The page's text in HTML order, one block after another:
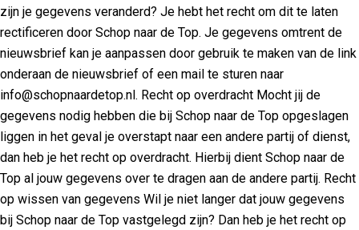
zijn je gegevens veranderd? Je hebt het recht om dit te laten
rectificeren door Schop naar de Top. Je gegevens omtrent de
nieuwsbrief kan je aanpassen door gebruik te maken van de link
onderaan de nieuwsbrief of een mail te sturen naar
info@schopnaardetop.nl. Recht op overdracht Mocht jij de
gegevens nodig hebben die bij Schop naar de Top opgeslagen
liggen in het geval je overstapt naar een andere partij of dienst,
dan heb je het recht op overdracht. Hierbij dient Schop naar de
Top al jouw gegevens over te dragen aan de andere partij. Recht
op wissen van gegevens Wil je niet langer dat jouw gegevens
bij Schop naar de Top vastgelegd zijn? Dan heb je het recht op